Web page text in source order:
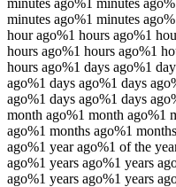
minutes ago%1 minutes
minutes ago%1 minutes
hour ago%1 hours ago%1
hours ago%1 hours ago%1
hours ago%1 days ago%1
ago%1 days ago%1 days
ago%1 days ago%1 days
month ago%1 month ago%1
ago%1 months ago%1
ago%1 year ago%1 of the
ago%1 years ago%1 years
ago%1 years ago%1 years